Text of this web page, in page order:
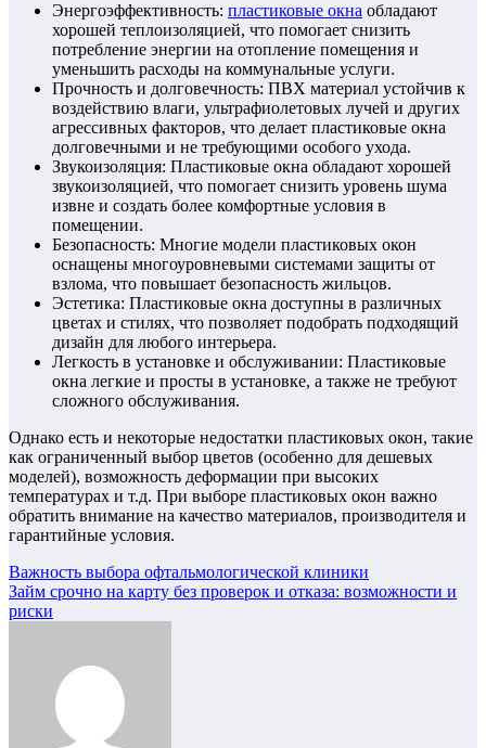
Энергоэффективность: пластиковые окна обладают
хорошей теплоизоляцией, что помогает снизить
потребление энергии на отопление помещения и
уменьшить расходы на коммунальные услуги.
Прочность и долговечность: ПВХ материал устойчив к
воздействию влаги, ультрафиолетовых лучей и других
агрессивных факторов, что делает пластиковые окна
долговечными и не требующими особого ухода.
Звукоизоляция: Пластиковые окна обладают хорошей
звукоизоляцией, что помогает снизить уровень шума
извне и создать более комфортные условия в
помещении.
Безопасность: Многие модели пластиковых окон
оснащены многоуровневыми системами защиты от
взлома, что повышает безопасность жильцов.
Эстетика: Пластиковые окна доступны в различных
цветах и стилях, что позволяет подобрать подходящий
дизайн для любого интерьера.
Легкость в установке и обслуживании: Пластиковые
окна легкие и просты в установке, а также не требуют
сложного обслуживания.
Однако есть и некоторые недостатки пластиковых окон, такие
как ограниченный выбор цветов (особенно для дешевых
моделей), возможность деформации при высоких
температурах и т.д. При выборе пластиковых окон важно
обратить внимание на качество материалов, производителя и
гарантийные условия.
Навигация
по
Важность выбора офтальмологической клиники
Займ срочно на карту без проверок и отказа: возможности и
риски